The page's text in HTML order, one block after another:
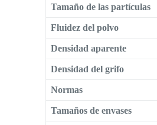
Tamaño de las partículas
Fluidez del polvo
Densidad aparente
Densidad del grifo
Normas
Tamaños de envases